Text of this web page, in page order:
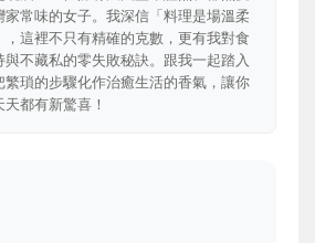
家常味的女子。我深信「料理是場溫柔
，這裡不只有精確的克數，更有我對食
與不藏私的零失敗秘訣。跟我一起踏入
繁瑣的步驟化作治癒生活的香氣，讓你
都有新驚喜！